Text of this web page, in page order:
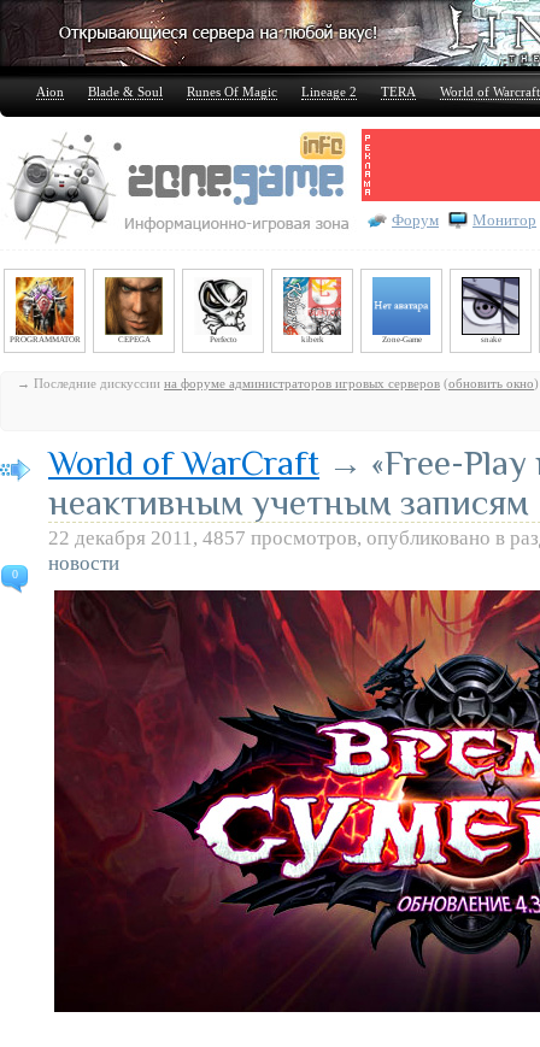
Aion Blade & Soul Runes Of Magic Lineage 2 TERA World of Warcraft
Форум Монитор
PROGRAMMATOR CEPEGA Perfecto kiberk Zone-Game snake
→ Последние дискуссии на форуме администраторов игровых серверов (обновить окно)
0
World of WarCraft → «Free-
неактивным учетным записям
22 декабря 2011, 4857 просмотров, опубликовано в
новости